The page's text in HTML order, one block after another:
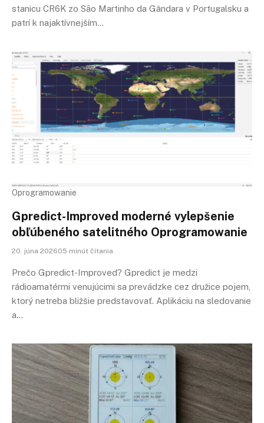
stanicu CR6K zo São Martinho da Gândara v Portugalsku a
patrí k najaktívnejším…
Oprogramowanie
Gpredict-Improved moderné vylepšenie
obľúbeného satelitného Oprogramowanie
20. júna 202605 minút čítania
Prečo Gpredict-Improved? Gpredict je medzi
rádioamatérmi venujúcimi sa prevádzke cez družice pojem,
ktorý netreba bližšie predstavovať. Aplikáciu na sledovanie
a…